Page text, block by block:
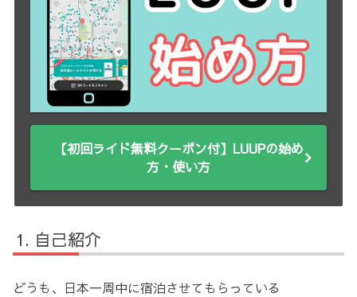
【初回ライド無料クーポン付】LUUPの始め
方・使い方
自己紹介
どうも、日本一周中に宿泊させてもらっている